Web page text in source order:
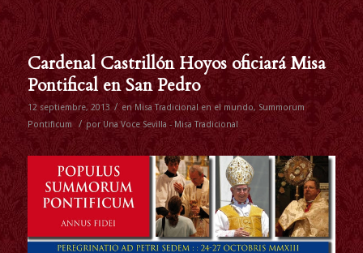
Cardenal Castrillón Hoyos oficiará Misa
Pontifical en San Pedro
12 septiembre, 2013 / en Misa Tradicional en el mundo, Summorum
Pontificum
/ por Una Voce Sevilla - Misa Tradicional